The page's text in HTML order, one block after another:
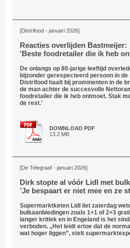
[Distrifood - januari 2026]
Reacties overlijden Bastmeijer:
'Beste foodretailer die ik heb
De onlangs op 80-jarige leeftijd
bijzonder gerespecteerd persoon in
Distrifood haalt bij prominenten in de
de man achter de succesvolle
foodretailer die ik heb ontmoet. Stak
de rest.'
DOWNLOAD PDF
13.2 MB
[De Telegraaf - januari 2026]
Dirk stopte al vóór Lidl met
’Je bespaart er niet mee en ze
Supermarktketen Lidl liet zaterdag
bulkaanbiedingen zoals 1+1 of 2+3
langer kritiek en in Engeland is het
verboden. „Het leidt ertoe dat de
wat hoger liggen”, stelt